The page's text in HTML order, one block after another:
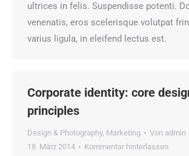
ultrices in felis. Suspendisse potenti.
venenatis, eros scelerisque volutpat
varius ligula, in eleifend lectus est.
Corporate identity: core
principles
Design & Photography, Marketing Von admin
18. März 2014
Kommentar hinterlassen